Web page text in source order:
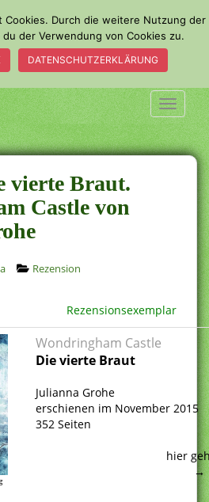
vierte Braut.
Castle von
Rezension
Rezensionsexemplar
Wondringham Castle
Die vierte Braut
Julianna Grohe
erschienen im November 2015
352 Seiten
hier
→
Cookies. Durch die weitere Nutzung der
du der Verwendung von Cookies zu.
DATENSCHUTZERKLÄRUNG